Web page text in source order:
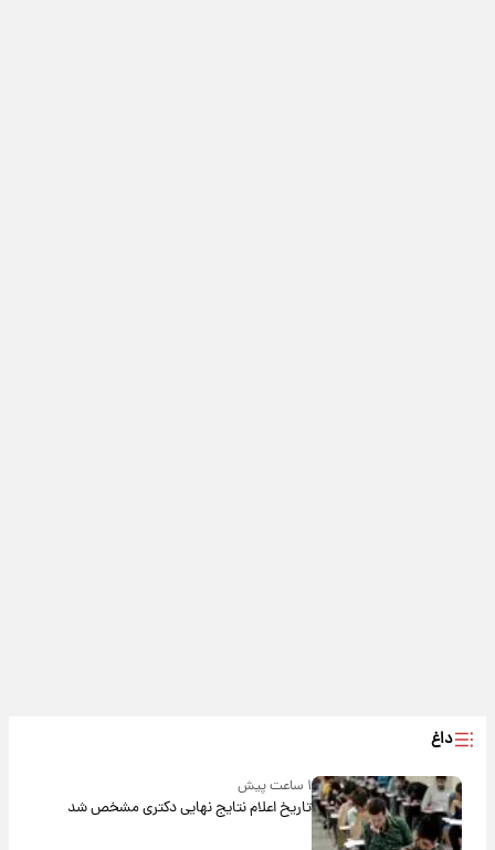
داغ
۱ ساعت پیش
تاریخ اعلام نتایج نهایی دکتری مشخص شد